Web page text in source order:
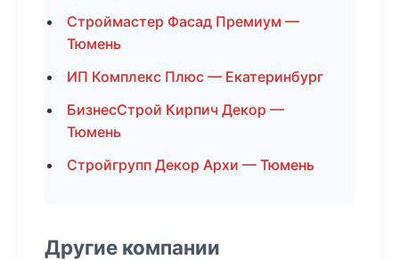
Строймастер Фасад Премиум —
Тюмень
ИП Комплекс Плюс — Екатеринбург
БизнесСтрой Кирпич Декор —
Тюмень
Стройгрупп Декор Архи — Тюмень
Другие компании